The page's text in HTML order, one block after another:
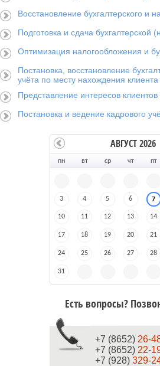
Восстановление бухгалтерского и
Подготовка и сдача бухгалтерской
Оптимизация налогообложения и
Постановка, восстановление
учёта по месту нахождения клиента
Представление интересов
Постановка и ведение кадрового
пн вт ср чт пт
3 4 5 6 7
10 11 12 13 14
17 18 19 20 21
24 25 26 27 28
31
АВГУСТ 2026
Есть вопросы?
+7 (8652) 26-
+7 (8652) 22-
+7 (928) 329-